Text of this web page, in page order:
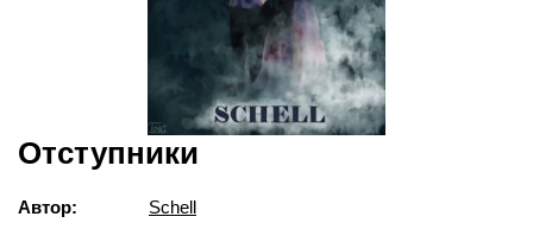
Отступники
Автор: Schell